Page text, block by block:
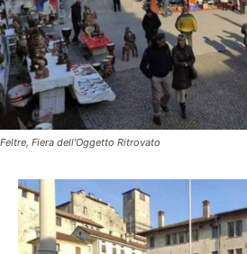
Feltre, Fiera dell'Oggetto Ritrovato